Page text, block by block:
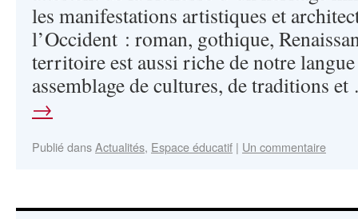
les manifestations artistiques et
l’Occident : roman, gothique,
territoire est aussi riche de notre langue
assemblage de cultures, de traditions
→
Publié dansActualités, Espace éducatif | Un commentaire